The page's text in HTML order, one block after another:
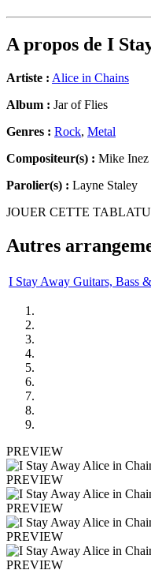
A propos de I
Artiste : Alice in Chains
Album : Jar of Flies
Genres : Rock, Metal
Compositeur(s) : Mike Inez
Parolier(s) : Layne Staley
JOUER CETTE
Autres
I Stay Away Guitars, Bass
PREVIEW
PREVIEW
PREVIEW
PREVIEW
PREVIEW